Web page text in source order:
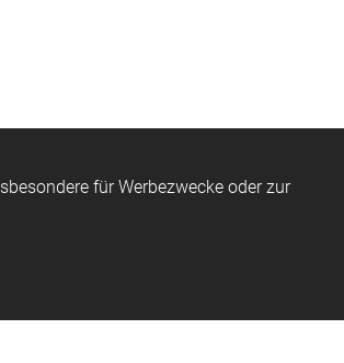
für Werbezwecke oder zur